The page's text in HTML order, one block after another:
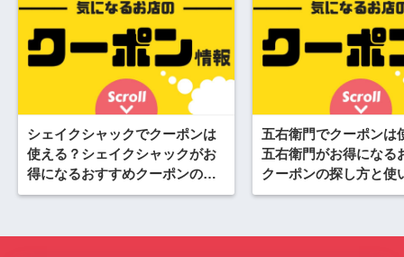
シェイクシャックでクーポンは
使える？シェイクシャックがお
得になるおすすめクーポンの探
し方と使い方
五右衛門でクーポンは
五右衛門がお得になる
クーポンの探し方と使